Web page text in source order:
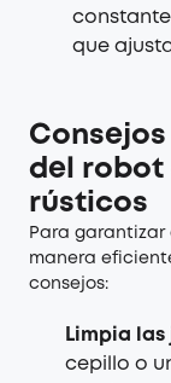
que
del robot
rústicos
Para
manera
consejos:
Limpia
cepillo o